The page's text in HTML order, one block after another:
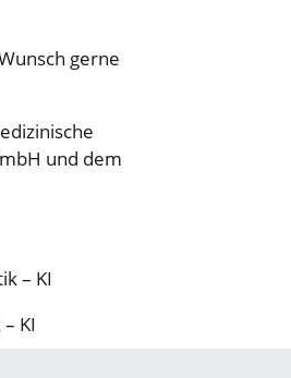
gerne
und dem
– KI
KI